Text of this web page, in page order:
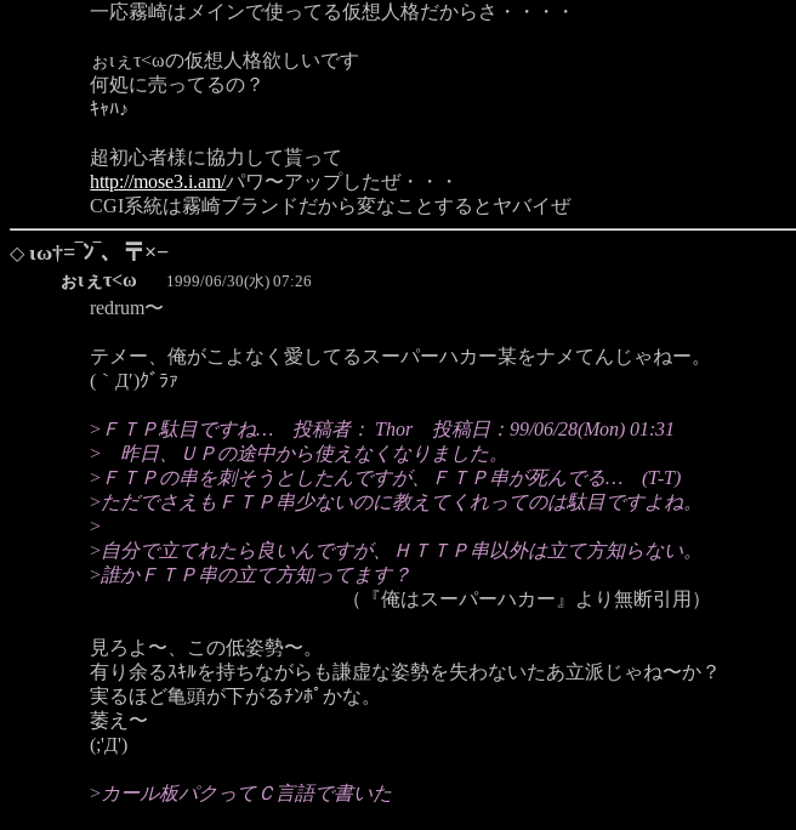
一応霧崎はメインで使ってる仮想人格だからさ・・・・
ぉιぇτ<ωの仮想人格欲しいです
何処に売ってるの？
ｷｬﾊ♪
超初心者様に協力して貰って
http://mose3.i.am/パワ〜アップしたぜ・・・
CGI系統は霧崎ブランドだから変なことするとヤバイぜ
◇ ιω†=‾ﾝ‾、〒×−
ぉιぇτ<ω 1999/06/30(水) 07:26
redrum〜
テメー、俺がこよなく愛してるスーパーハカー某をナメてんじゃねー。
(｀Д′)ｸﾞﾗｧ
> ＦＴＰ駄目ですね… 投稿者： Thor 投稿日：99/06/28(Mon) 01:31
> 昨日、ＵＰの途中から使えなくなりました。
> ＦＴＰの串を刺そうとしたんですが、ＦＴＰ串が死んでる… (T-T)
>ただでさえもＦＴＰ串少ないのに教えてくれってのは駄目ですよね。
>
>自分で立てれたら良いんですが、ＨＴＴＰ串以外は立て方知らない。
>誰かＦＴＰ串の立て方知ってます？
（『俺はスーパーハカー』より無断引用）
見ろよ〜、この低姿勢〜。
有り余るｽｷﾙを持ちながらも謙虚な姿勢を失わないたあ立派じゃね〜か？
実るほど亀頭が下がるﾁﾝﾎﾟかな。
萎え〜
(;'Д')
> カール板パクってＣ言語で書いた